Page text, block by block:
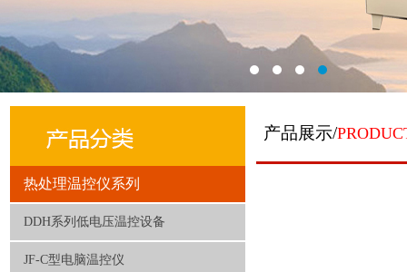
热处理温控仪系列
DDH系列低电压温控设备
JF-C型电脑温控仪
产品展示/